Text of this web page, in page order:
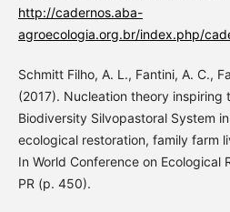
http://cadernos.aba-
agroecologia.org.br/index.php/
Schmitt Filho, A. L., Fantini, A. C.,
(2017). Nucleation theory inspiring
Biodiversity Silvopastoral System
ecological restoration, family farm
In World Conference on Ecological
PR (p. 450).